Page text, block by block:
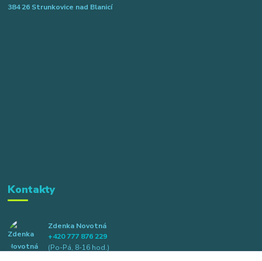
384 26 Strunkovice nad Blanicí
Kontakty
Zdenka Novotná
+420 777 876 229
(Po-Pá, 8-16 hod.)